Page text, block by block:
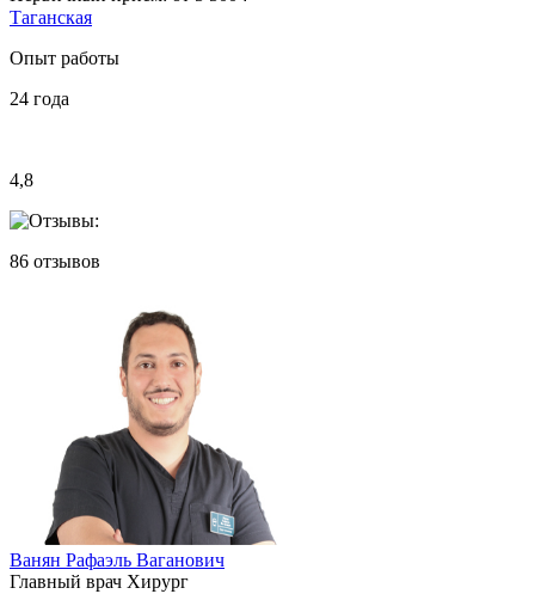
Таганская
Опыт работы
24 года
4,8
86 отзывов
Ванян Рафаэль Ваганович
Главный врач Хирург